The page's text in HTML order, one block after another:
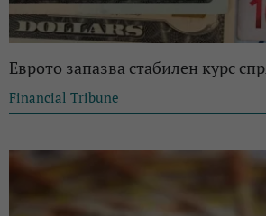
Еврото запазва стабилен курс
Financial Tribune